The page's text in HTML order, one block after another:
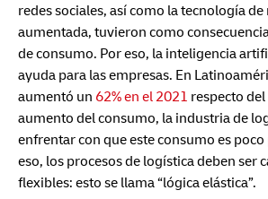
redes sociales, así como la tecnología
aumentada, tuvieron como
de consumo. Por eso, la inteligencia
ayuda para las empresas. En
aumentó un 62% en el 2021 respecto
aumento del consumo, la industria de
enfrentar con que este consumo es
eso, los procesos de logística deben ser
flexibles: esto se llama “lógica elástica”.